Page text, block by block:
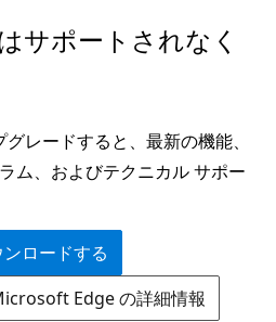
サポートされなく
レードすると、最新の機能、
ム、およびテクニカル サポー
ロードする
Edge の詳細情報